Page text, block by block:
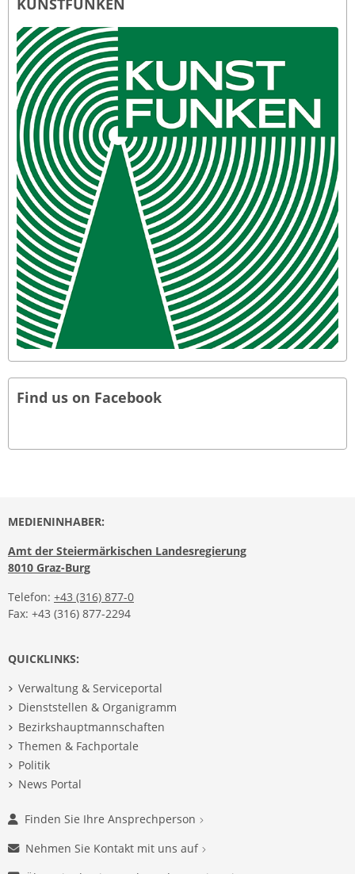
KUNSTFUNKEN
Find us on Facebook
MEDIENINHABER:
Amt der Steiermärkischen Landesregierung
8010 Graz-Burg
Telefon: +43 (316) 877-0
Fax: +43 (316) 877-2294
QUICKLINKS:
Verwaltung & Serviceportal
Dienststellen & Organigramm
Bezirkshauptmannschaften
Themen & Fachportale
Politik
News Portal
Finden Sie Ihre Ansprechperson
Nehmen Sie Kontakt mit uns auf